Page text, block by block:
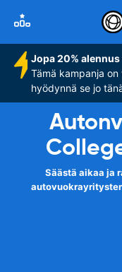
Jopa 20%
Tämä kampanja
hyödynnä se jo
Säästä aikaa ja